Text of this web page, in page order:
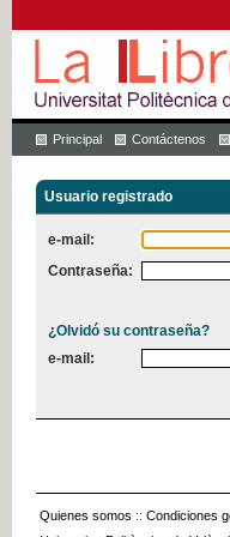
Principal Contáctenos
Usuario registrado
e-mail:
Contraseña:
¿Olvidó su contraseña?
e-mail:
Quienes somos :: Condiciones